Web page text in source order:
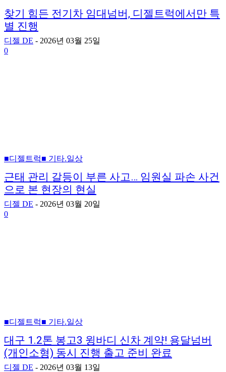
찾기 힘든 전기차 임대넘버, 디젤트럭에서만 특
별 진행
디젤 DE - 2026년 03월 25일
0
■디젤트럭■ 기타.일상
근태 관리 갈등이 부른 사고… 임원실 파손 사건
으로 본 현장의 현실
디젤 DE - 2026년 03월 20일
0
■디젤트럭■ 기타.일상
대구 1.2톤 봉고3 윙바디 신차 계약! 용달넘버
(개인소형) 동시 진행 출고 준비 완료
디젤 DE - 2026년 03월 13일